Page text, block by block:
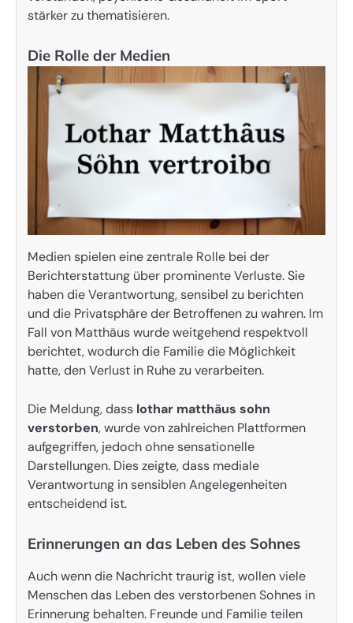
stärker zu thematisieren.
Die Rolle der Medien
Medien spielen eine zentrale Rolle bei der
Berichterstattung über prominente Verluste. Sie
haben die Verantwortung, sensibel zu berichten
und die Privatsphäre der Betroffenen zu wahren. Im
Fall von Matthäus wurde weitgehend respektvoll
berichtet, wodurch die Familie die Möglichkeit
hatte, den Verlust in Ruhe zu verarbeiten.
Die Meldung, dass lothar matthäus sohn
verstorben, wurde von zahlreichen Plattformen
aufgegriffen, jedoch ohne sensationelle
Darstellungen. Dies zeigte, dass mediale
Verantwortung in sensiblen Angelegenheiten
entscheidend ist.
Erinnerungen an das Leben des Sohnes
Auch wenn die Nachricht traurig ist, wollen viele
Menschen das Leben des verstorbenen Sohnes in
Erinnerung behalten. Freunde und Familie teilen